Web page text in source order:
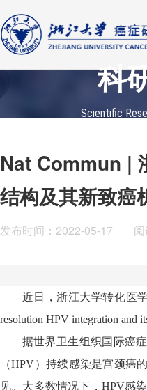
科
Scientific
Nat Commun |
结构及其新致癌
发布时间：2022-05-17 阅
近日，浙江大学转化医
resolution HPV integration and
据世界卫生组织国际癌
（HPV）持续感染是宫颈癌
见。大多数情况下， HPV感